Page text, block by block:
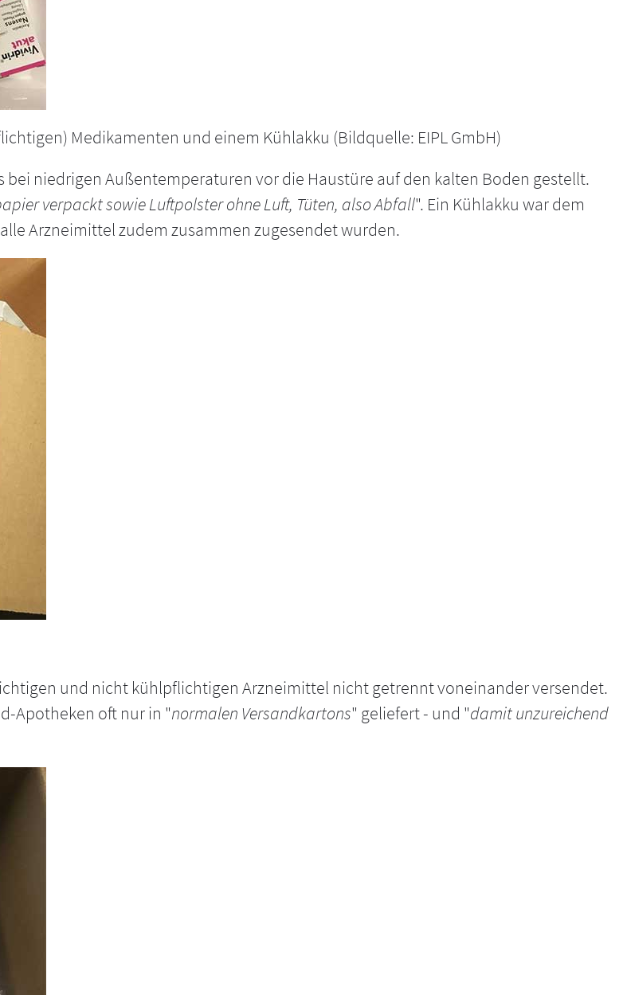
Medikamenten und einem Kühlakku (Bildquelle: EIPL GmbH)
niedrigen Außentemperaturen vor die Haustüre auf den kalten Boden gestellt.
verpackt sowie Luftpolster ohne Luft, Tüten, also Abfall". Ein Kühlakku war dem
Arzneimittel zudem zusammen zugesendet wurden.
und nicht kühlpflichtigen Arzneimittel nicht getrennt voneinander versendet.
Apotheken oft nur in "normalen Versandkartons" geliefert - und "damit unzureichend